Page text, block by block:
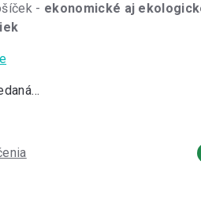
- ekonomické aj